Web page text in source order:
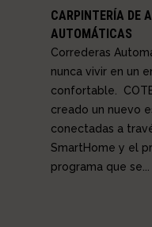
CARPINTERÍA DE
AUTOMÁTICAS
Correderas
nunca vivir en un
confortable.
creado un nuevo
conectadas a
SmartHome y el
programa que se...